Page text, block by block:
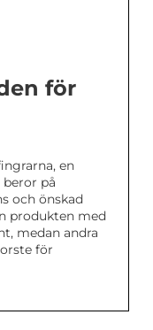
för
en
på
och önskad
produkten med
medan andra
för